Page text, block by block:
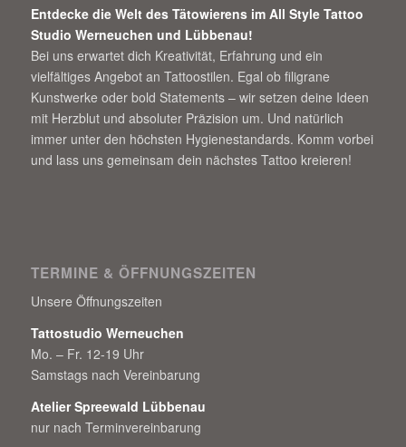
Entdecke die Welt des Tätowierens im All Style Tattoo
Studio Werneuchen und Lübbenau!
Bei uns erwartet dich Kreativität, Erfahrung und ein
vielfältiges Angebot an Tattoostilen. Egal ob filigrane
Kunstwerke oder bold Statements – wir setzen deine Ideen
mit Herzblut und absoluter Präzision um. Und natürlich
immer unter den höchsten Hygienestandards. Komm vorbei
und lass uns gemeinsam dein nächstes Tattoo kreieren!
TERMINE & ÖFFNUNGSZEITEN
Unsere Öffnungszeiten
Tattostudio Werneuchen
Mo. – Fr. 12-19 Uhr
Samstags nach Vereinbarung
Atelier Spreewald Lübbenau
nur nach Terminvereinbarung